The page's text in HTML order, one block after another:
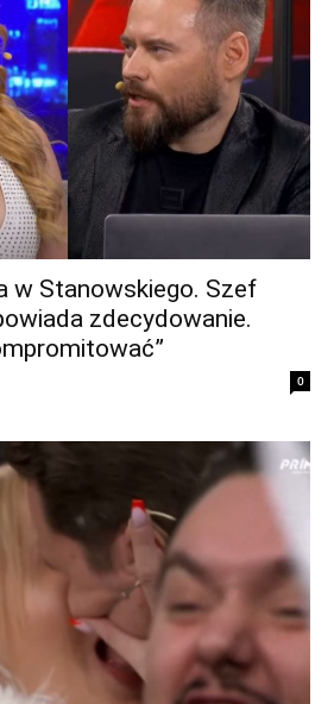
w Stanowskiego. Szef
zdecydowanie.
0